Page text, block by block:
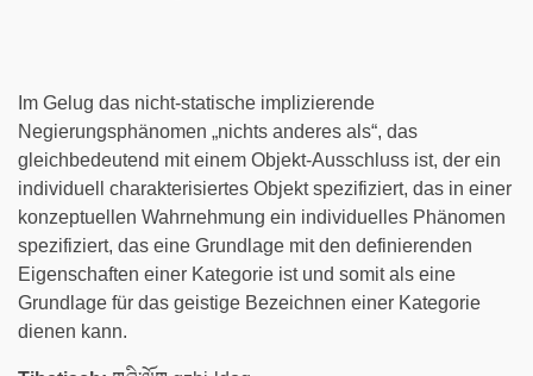
Im Gelug das nicht-statische implizierende
Negierungsphänomen „nichts anderes als“, das
gleichbedeutend mit einem Objekt-Ausschluss ist, der ein
individuell charakterisiertes Objekt spezifiziert, das in einer
konzeptuellen Wahrnehmung ein individuelles Phänomen
spezifiziert, das eine Grundlage mit den definierenden
Eigenschaften einer Kategorie ist und somit als eine
Grundlage für das geistige Bezeichnen einer Kategorie
dienen kann.